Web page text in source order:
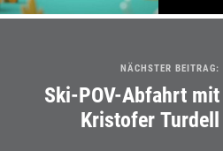
NÄCHSTER BEITRAG:
Ski-POV-Abfahrt mit
Kristofer Turdell